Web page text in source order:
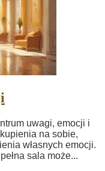
uwagi, emocji i
na sobie,
własnych emocji.
sala może...